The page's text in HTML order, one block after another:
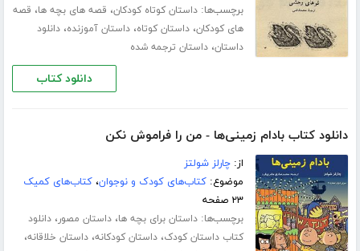
برچسب‌ها:داستان کوتاه کودکان، قصه های بچه ها، قصه
های کودکان،داستان کوتاه،داستان آموزنده،دانلود
داستان،داستان ترجمه شده
دانلود کتاب
دانلود کتاب بادام زمینی‌ها - من را فراموش نکن
از:چارلز شولتز
موضوع:کتاب‌های کودک و نوجوان،کتاب‌های کمیک
۲۳ صفحه
برچسب‌ها:داستان برای بچه ها،داستان مصور،دانلود
کتاب داستان کودک،داستان کودکانه،داستان خلاقانه،